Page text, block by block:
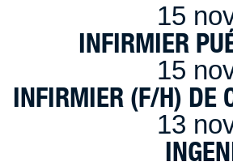
15
INFIRMIER
15
INFIRMIER (F/H) DE
13